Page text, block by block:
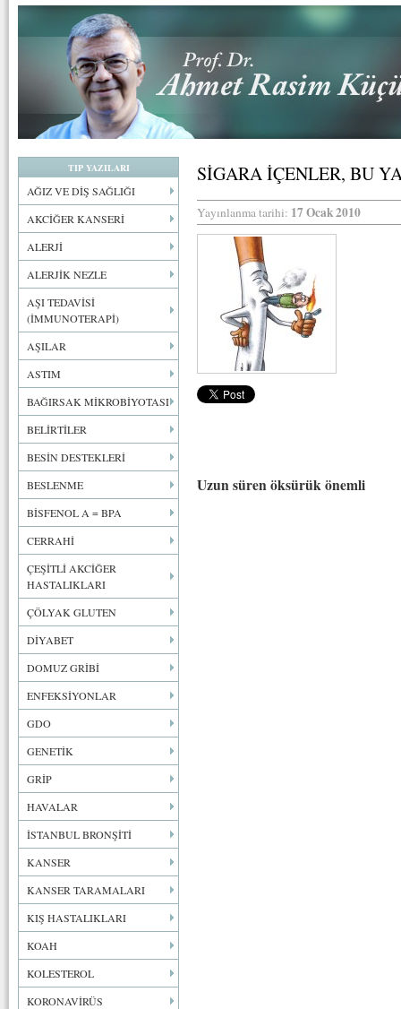
TIP YAZILARI
AĞIZ VE DİŞ SAĞLIĞI
AKCİĞER KANSERİ
ALERJİ
ALERJİK NEZLE
AŞI TEDAVİSİ
(İMMUNOTERAPİ)
AŞILAR
ASTIM
BAĞIRSAK MİKROBİYOTASI
BELİRTİLER
BESİN DESTEKLERİ
BESLENME
BİSFENOL A = BPA
CERRAHİ
ÇEŞİTLİ AKCİĞER
HASTALIKLARI
ÇÖLYAK GLUTEN
DİYABET
DOMUZ GRİBİ
ENFEKSİYONLAR
GDO
GENETİK
GRİP
HAVALAR
İSTANBUL BRONŞİTİ
KANSER
KANSER TARAMALARI
KIŞ HASTALIKLARI
KOAH
KOLESTEROL
KORONAVİRÜS
SİGARA İÇENLER, BU
Yayınlanma tarihi: 17 Ocak 2010
Uzun süren öksürük önemli